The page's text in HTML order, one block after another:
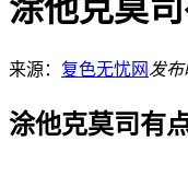
涂他克莫
来源： 复色无忧网 发布
涂他克莫司有